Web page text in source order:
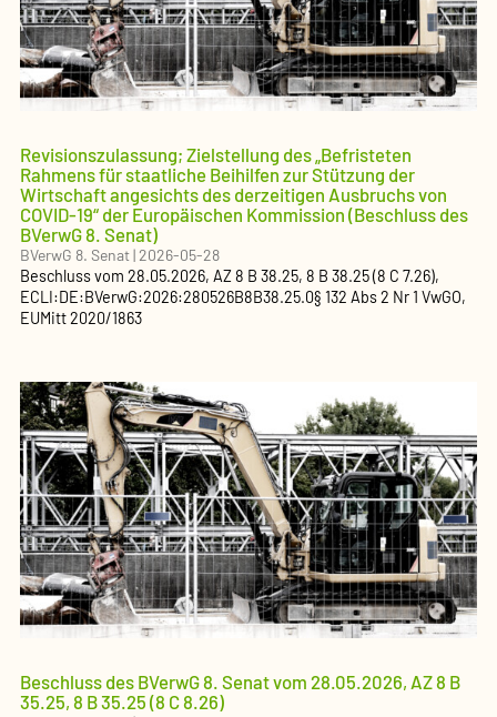
Revisionszulassung; Zielstellung des „Befristeten
Rahmens für staatliche Beihilfen zur Stützung der
Wirtschaft angesichts des derzeitigen Ausbruchs von
COVID-19“ der Europäischen Kommission (Beschluss des
BVerwG 8. Senat)
BVerwG 8. Senat|2026-05-28
Beschlussvom 28.05.2026, AZ8 B 38.25, 8 B 38.25 (8 C 7.26),
ECLI:DE:BVerwG:2026:280526B8B38.25.0§ 132 Abs 2 Nr 1 VwGO,
EUMitt 2020/1863
Beschluss des BVerwG 8. Senat vom 28.05.2026, AZ 8 B
35.25, 8 B 35.25 (8 C 8.26)